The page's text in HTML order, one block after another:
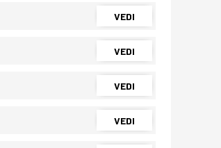
VEDI
VEDI
VEDI
VEDI